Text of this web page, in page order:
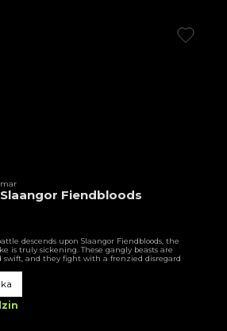
Fiendbloods
descends upon Slaangor Fiendbloods, the
is truly sickening. These gangly beasts are
and they fight with a frenzied disregard